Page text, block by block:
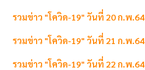
รวมข่าว "โควิด-19" วันที่ 20 ก.พ.64
รวมข่าว "โควิด-19" วันที่ 21 ก.พ.64
รวมข่าว "โควิด-19" วันที่ 22 ก.พ.64